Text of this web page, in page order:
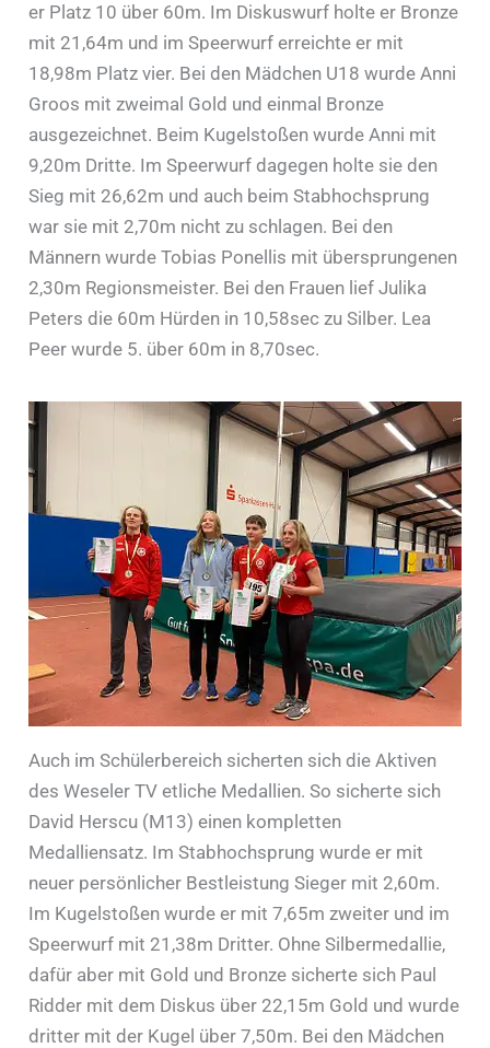
er Platz 10 über 60m. Im Diskuswurf holte er Bronze
mit 21,64m und im Speerwurf erreichte er mit
18,98m Platz vier. Bei den Mädchen U18 wurde Anni
Groos mit zweimal Gold und einmal Bronze
ausgezeichnet. Beim Kugelstoßen wurde Anni mit
9,20m Dritte. Im Speerwurf dagegen holte sie den
Sieg mit 26,62m und auch beim Stabhochsprung
war sie mit 2,70m nicht zu schlagen. Bei den
Männern wurde Tobias Ponellis mit übersprungenen
2,30m Regionsmeister. Bei den Frauen lief Julika
Peters die 60m Hürden in 10,58sec zu Silber. Lea
Peer wurde 5. über 60m in 8,70sec.
Auch im Schülerbereich sicherten sich die Aktiven
des Weseler TV etliche Medallien. So sicherte sich
David Herscu (M13) einen kompletten
Medalliensatz. Im Stabhochsprung wurde er mit
neuer persönlicher Bestleistung Sieger mit 2,60m.
Im Kugelstoßen wurde er mit 7,65m zweiter und im
Speerwurf mit 21,38m Dritter. Ohne Silbermedallie,
dafür aber mit Gold und Bronze sicherte sich Paul
Ridder mit dem Diskus über 22,15m Gold und wurde
dritter mit der Kugel über 7,50m. Bei den Mädchen